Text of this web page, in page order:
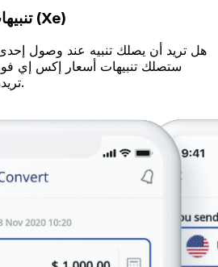
تنبيهات الأسعار من إكس إي (Xe)
هل تريد أن يصلك تنبيه عند وصول
ستصلك تنبيهات أسعار إكس إي
تريده لزوج العملات التي تهمك.